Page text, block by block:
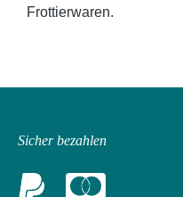
Frottierwaren.
Sicher bezahlen